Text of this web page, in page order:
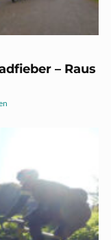
– Raus